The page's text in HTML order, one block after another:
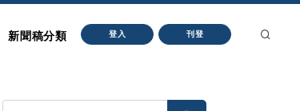
新聞稿分類 登入 刊登